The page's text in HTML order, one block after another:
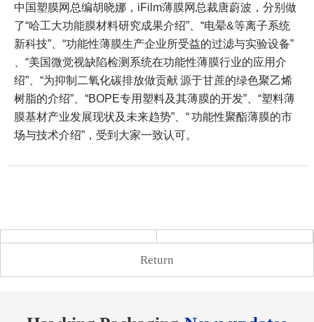
中国塑膜网总编胡晓娜，iFilm薄膜网总裁唐蔚波，分别做
了“哈工大功能膜材料研究成果介绍”、“电晕&等离子系统
新科技”、“功能性薄膜生产企业所受益的过滤与实验设备”
、“美国微觉视缺陷检测系统在功能性薄膜行业的应用介
绍”、“为抑制二氧化碳排放做贡献 源于甘蔗的绿色聚乙烯
树脂的介绍”、“BOPE专用塑料及其薄膜的开发”、“塑料薄
膜基材产业发展现状及未来趋势”、“ 功能性聚酯薄膜的市
场与技术介绍”，受到大家一致认可。
Return